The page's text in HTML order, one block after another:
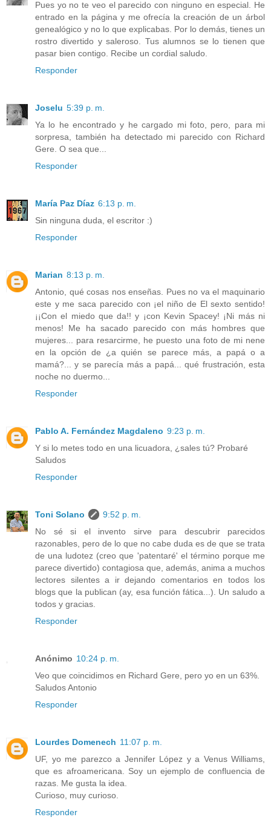
Pues yo no te veo el parecido con ninguno en especial. He
entrado en la página y me ofrecía la creación de un árbol
genealógico y no lo que explicabas. Por lo demás, tienes un
rostro divertido y saleroso. Tus alumnos se lo tienen que
pasar bien contigo. Recibe un cordial saludo.
Responder
Joselu 5:39 p. m.
Ya lo he encontrado y he cargado mi foto, pero, para mi
sorpresa, también ha detectado mi parecido con Richard
Gere. O sea que...
Responder
María Paz Díaz 6:13 p. m.
Sin ninguna duda, el escritor :)
Responder
Marian 8:13 p. m.
Antonio, qué cosas nos enseñas. Pues no va el maquinario
este y me saca parecido con ¡el niño de El sexto sentido!
¡¡Con el miedo que da!! y ¡con Kevin Spacey! ¡Ni más ni
menos! Me ha sacado parecido con más hombres que
mujeres... para resarcirme, he puesto una foto de mi nene
en la opción de ¿a quién se parece más, a papá o a
mamá?... y se parecía más a papá... qué frustración, esta
noche no duermo...
Responder
Pablo A. Fernández Magdaleno 9:23 p. m.
Y si lo metes todo en una licuadora, ¿sales tú? Probaré
Saludos
Responder
Toni Solano
9:52 p. m.
No sé si el invento sirve para descubrir parecidos
razonables, pero de lo que no cabe duda es de que se trata
de una ludotez (creo que 'patentaré' el término porque me
parece divertido) contagiosa que, además, anima a muchos
lectores silentes a ir dejando comentarios en todos los
blogs que la publican (ay, esa función fática...). Un saludo a
todos y gracias.
Responder
Anónimo 10:24 p. m.
Veo que coincidimos en Richard Gere, pero yo en un 63%.
Saludos Antonio
Responder
Lourdes Domenech 11:07 p. m.
UF, yo me parezco a Jennifer López y a Venus Williams,
que es afroamericana. Soy un ejemplo de confluencia de
razas. Me gusta la idea.
Curioso, muy curioso.
Responder